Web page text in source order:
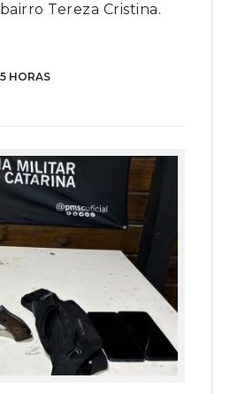
Tereza Cristina.
HORAS